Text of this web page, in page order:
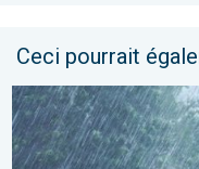
Ceci pourrait
Plusieurs perturbations